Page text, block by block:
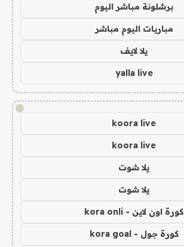
برشلونة مباشر اليوم
مباريات اليوم مباشر
يلا لايف
yalla live
!
koora live
koora live
يلا شوت
يلا شوت
كورة اون لاين - kora onli
كورة جول - kora goal